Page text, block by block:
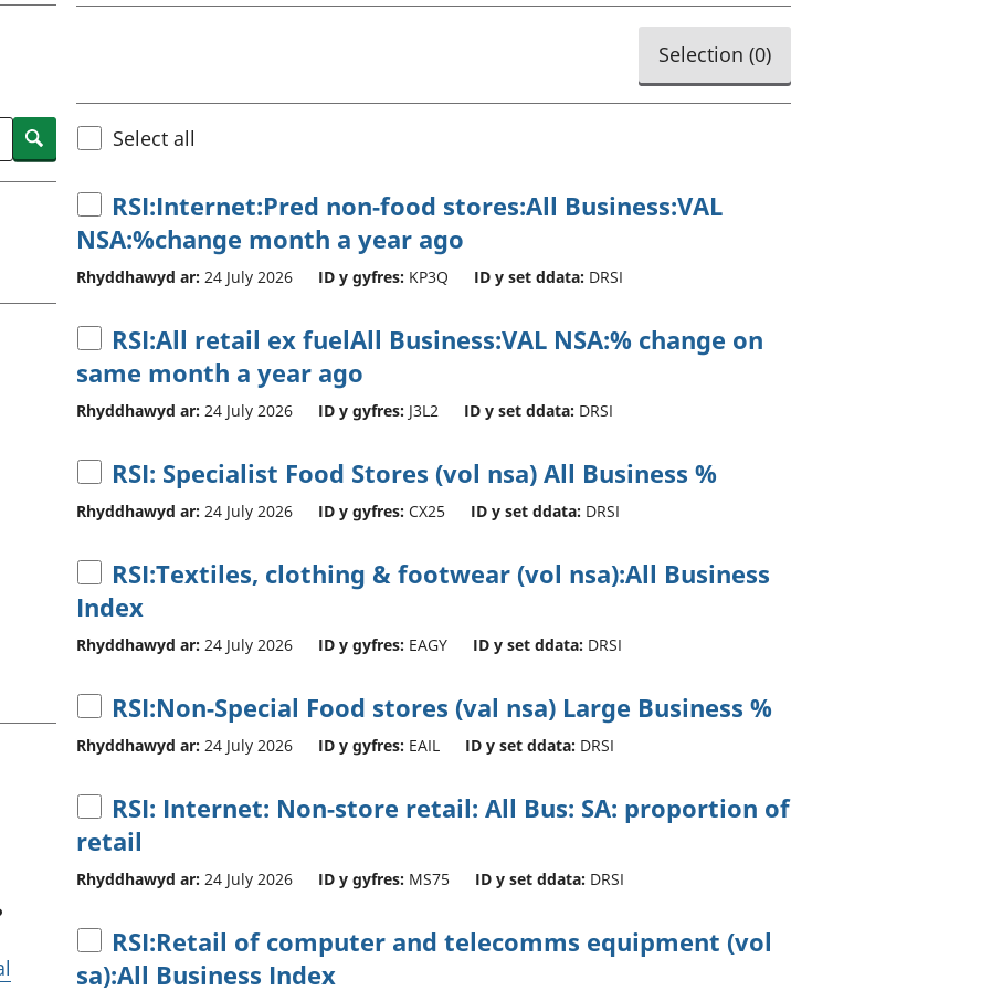
chwyddiant a
ymddiriedolaethau
Cyfrifon gwladol
Cyfrifon rhanbarthol
Cyllid personol a chyllid
Search
Selection (0)
Select all
RSI:Internet:Pred non-food stores:All Business:VAL
NSA:%change month a year ago
Rhyddhawyd ar: 24 July 2026 ID y gyfres: KP3Q ID y set ddata: DRSI
RSI:All retail ex fuelAll Business:VAL NSA:% change on
same month a year ago
Rhyddhawyd ar: 24 July 2026 ID y gyfres: J3L2 ID y set ddata: DRSI
RSI: Specialist Food Stores (vol nsa) All Business %
Rhyddhawyd ar: 24 July 2026 ID y gyfres: CX25 ID y set ddata: DRSI
RSI:Textiles, clothing & footwear (vol nsa):All Business
Index
Rhyddhawyd ar: 24 July 2026 ID y gyfres: EAGY ID y set ddata: DRSI
RSI:Non-Special Food stores (val nsa) Large Business %
Rhyddhawyd ar: 24 July 2026 ID y gyfres: EAIL ID y set ddata: DRSI
RSI: Internet: Non-store retail: All Bus: SA: proportion of
retail
Rhyddhawyd ar: 24 July 2026 ID y gyfres: MS75 ID y set ddata: DRSI
RSI:Retail of computer and telecomms equipment (vol
sa):All Business Index